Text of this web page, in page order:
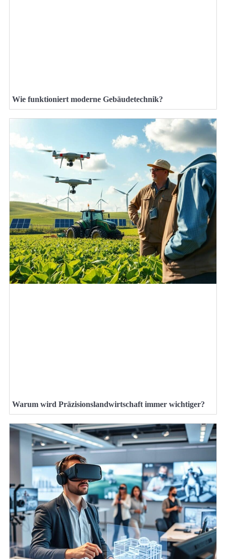
Wie funktioniert moderne Gebäudetechnik?
Warum wird Präzisionslandwirtschaft immer wichtiger?